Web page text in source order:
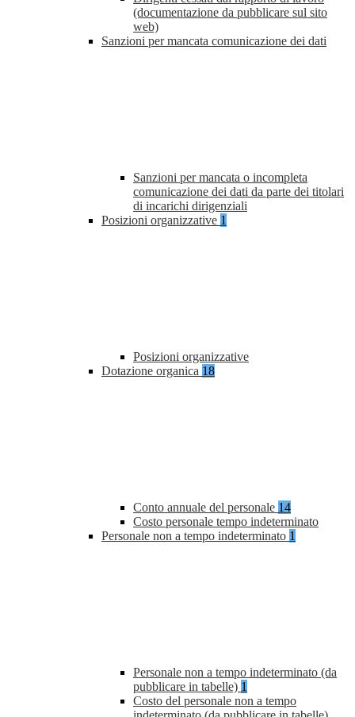
(documentazione da pubblicare sul sito
web)
Sanzioni per mancata comunicazione dei dati
Sanzioni per mancata o incompleta
comunicazione dei dati da parte dei titolari
di incarichi dirigenziali
Posizioni organizzative 1
Posizioni organizzative
Dotazione organica 18
Conto annuale del personale 14
Costo personale tempo indeterminato
Personale non a tempo indeterminato 1
Personale non a tempo indeterminato (da
pubblicare in tabelle) 1
Costo del personale non a tempo